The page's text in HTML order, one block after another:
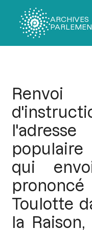
ARCHIVES
qui
Toulotte
la